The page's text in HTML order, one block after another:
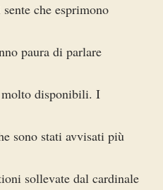
che esprimono
paura di parlare
molto disponibili. I
sono stati avvisati più
sollevate dal cardinale